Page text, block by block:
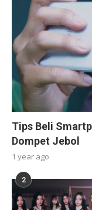
Tips Beli
Dompet Jebol
1 year ago
2